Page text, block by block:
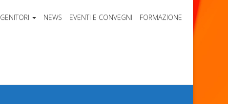
GENITORI NEWS EVENTI E CONVEGNI FORMAZIONE